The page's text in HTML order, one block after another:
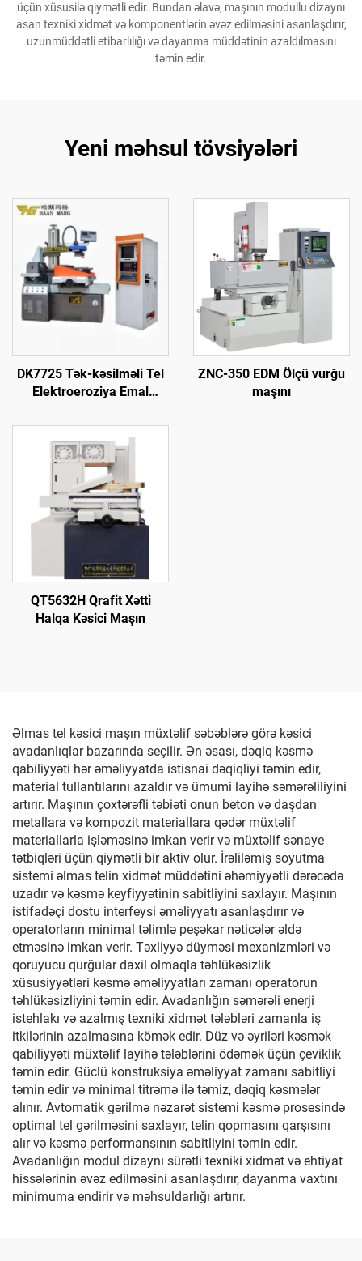
üçün xüsusilə qiymətli edir. Bundan əlavə, maşının modullu dizaynı
asan texniki xidmət və komponentlərin əvəz edilməsini asanlaşdırır,
uzunmüddətli etibarlılığı və dayanma müddətinin azaldılmasını
təmin edir.
Yeni məhsul tövsiyələri
DK7725 Tək-kəsilməli Tel
Elektroeroziya Emal
ZNC-350 EDM Ölçü vurğu
maşını
QT5632H Qrafit Xətti
Halqa Kəsici Maşın
Əlmas tel kəsici maşın müxtəlif səbəblərə görə kəsici
avadanlıqlar bazarında seçilir. Ən əsası, dəqiq kəsmə
qabiliyyəti hər əməliyyatda istisnai dəqiqliyi təmin edir,
material tullantılarını azaldır və ümumi layihə səmərəliliyini
artırır. Maşının çoxtərəfli təbiəti onun beton və daşdan
metallara və kompozit materiallara qədər müxtəlif
materiallarla işləməsinə imkan verir və müxtəlif sənaye
tətbiqləri üçün qiymətli bir aktiv olur. İrəliləmiş soyutma
sistemi əlmas telin xidmət müddətini əhəmiyyətli dərəcədə
uzadır və kəsmə keyfiyyətinin sabitliyini saxlayır. Maşının
istifadəçi dostu interfeysi əməliyyatı asanlaşdırır və
operatorların minimal təlimlə peşəkar nəticələr əldə
etməsinə imkan verir. Təxliyyə düyməsi mexanizmləri və
qoruyucu qurğular daxil olmaqla təhlükəsizlik
xüsusiyyətləri kəsmə əməliyyatları zamanı operatorun
təhlükəsizliyini təmin edir. Avadanlığın səmərəli enerji
istehlakı və azalmış texniki xidmət tələbləri zamanla iş
itkilərinin azalmasına kömək edir. Düz və əyriləri kəsmək
qabiliyyəti müxtəlif layihə tələblərini ödəmək üçün çeviklik
təmin edir. Güclü konstruksiya əməliyyat zamanı sabitliyi
təmin edir və minimal titrəmə ilə təmiz, dəqiq kəsmələr
alınır. Avtomatik gərilmə nəzarət sistemi kəsmə prosesində
optimal tel gərilməsini saxlayır, telin qopmasını qarşısını
alır və kəsmə performansının sabitliyini təmin edir.
Avadanlığın modul dizaynı sürətli texniki xidmət və ehtiyat
hissələrinin əvəz edilməsini asanlaşdırır, dayanma vaxtını
minimuma endirir və məhsuldarlığı artırır.